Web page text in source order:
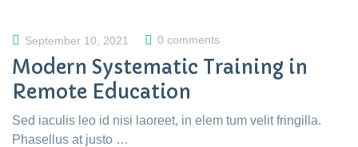
September 10, 2021 0 comments
Modern Systematic Training in
Remote Education
Sed iaculis leo id nisi laoreet, in elem tum velit fringilla.
Phasellus at justo …